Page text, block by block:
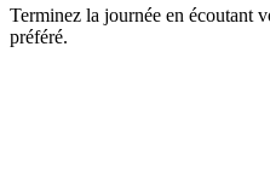
Terminez la journée en écoutant
préféré.